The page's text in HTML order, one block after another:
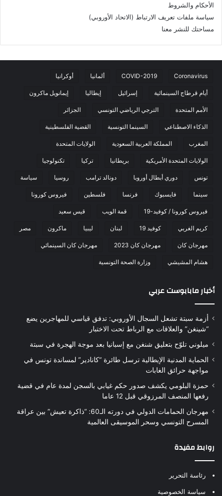
الأحكام والشروط
سياسة ملفات تعريف الارتباط (الاتحاد الأوروبي)
مساحتك للنشر معنا
Coronavirus
COVID-2019 ألمانيا أوكرانيا
أيام قرطاج السينمائية إسرائيل إيطاليا إيمانويل ماكرون
الأمم المتحدة الترجي الرياضي التونسي الجزائر
الذكاء الاصطناعي السينما التونسية القضية الفلسطينية
المغرب المملكة العربية السعودية الولايات المتحدة
الولايات المتحدة الأمريكية بريطانيا تركيا تكنولوجيا
تونس دوري أبطال أوروبا دونالد ترامب روسيا سياسة
سينما فايسبوك فرنسا فلسطين فيروس كورونا
فيروس كورونا / كوفيد-19 قمة الويب قيس سعيد
كريم الغربي كوفيد 19 لبنان ليبيا ماكرون مصر
مهرجان كان مهرجان كان 2023 مهرجان كان السينمائي
هشام المشيشي وزارة الصحة التونسية
أخبار مابابوست عربي
أزمة سبتة تشعل السجال الأوروبي: تدفق قياسي للمهاجرين يضع
“شينغن” والعلاقات مع الرباط تحت الاختبار
ميلوني تلوّح بتعليق شنغن مع إسبانيا بعد موجة الهجرة في سبتة
الحماية المدنية الإيطالية ترسل طائرة “كانادير” لمساندة تونس في
مواجهة حرائق الغابات
حمزة البلومي يكشف صدور حكم غيابي بالسجن لمدة عام في قضية
رفعها المنصف المرزوقي قبل 12 عاما
مهرجان الحمامات الدولي في دورته الـ60: “ذاكرة تعيش” بين عراقة
المسرح التونسي وسحر الموسيقى العالمية
روابط مفيدة
رئاسة التحرير
سياسة الخصوصية